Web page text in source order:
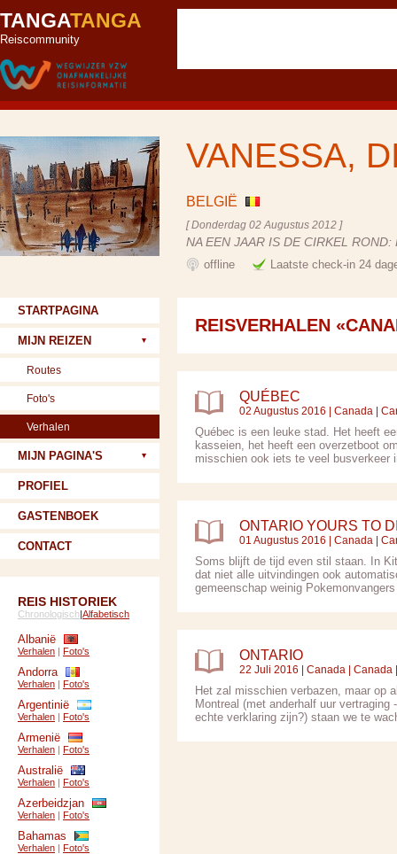
TANGATANGA
Reiscommunity
VANESSA,
BELGIË
[ Donderdag 02 Augustus 2012 ]
NA EEN JAAR IS DE CIRKEL
offline Laatste check-in 24
REISVERHALEN
QUÉBEC
02 Augustus 2016 | Canada |
Québec is een leuke stad. Het heeft
kasseien, het heeft een overzetboot
misschien ook iets te veel busverkeer
ONTARIO YOURS TO
01 Augustus 2016 | Canada |
Soms blijft de tijd even stil staan. In
dat niet alle uitvindingen ook
gemeenschap weinig
ONTARIO
22 Juli 2016 | Canada | Canada
Het zal misschien verbazen, maar op
Montreal (met anderhalf uur
echte verklaring zijn?) staan we te
STARTPAGINA
MIJN REIZEN
Routes
Foto's
Verhalen
MIJN PAGINA'S
PROFIEL
GASTENBOEK
CONTACT
REIS HISTORIEK
Chronologisch|Alfabetisch
Albanië
Verhalen | Foto's
Andorra
Verhalen | Foto's
Argentinië
Verhalen | Foto's
Armenië
Verhalen | Foto's
Australië
Verhalen | Foto's
Azerbeidzjan
Verhalen | Foto's
Bahamas
Verhalen | Foto's